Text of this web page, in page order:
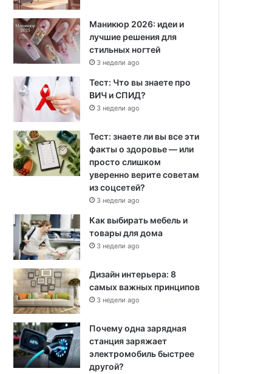
Маникюр 2026: идеи и
лучшие решения для
стильных ногтей
3 недели ago
Тест: Что вы знаете про
ВИЧ и СПИД?
3 недели ago
Тест: знаете ли вы все эти
факты о здоровье — или
просто слишком
уверенно верите советам
из соцсетей?
3 недели ago
Как выбирать мебель и
товары для дома
3 недели ago
Дизайн интерьера: 8
самых важных принципов
3 недели ago
Почему одна зарядная
станция заряжает
электромобиль быстрее
другой?